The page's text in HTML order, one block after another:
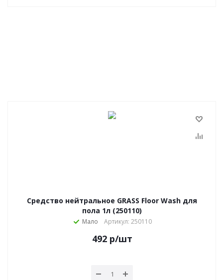
Средство нейтральное GRASS Floor Wash для
пола 1л (250110)
Мало Артикул: 250110
492р/шт